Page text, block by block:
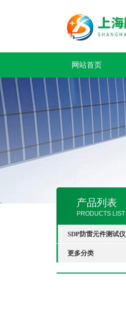
网站首页
产品列表
PRODUCTS LIST
SDP防雷元件测试仪
更多分类